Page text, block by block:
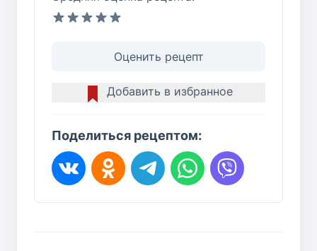
Оценить рецепт
Добавить в избранное
Поделиться рецептом: